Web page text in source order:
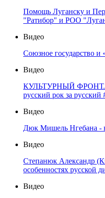
Помощь Луганску и
"Ратибор" и РОО
Видео
Союзное государство и
Видео
КУЛЬТУРНЫЙ ФРОНТ.
русский рок за русский
Видео
Дюк Мишель Нгебана -
Видео
Степанюк Александр
особенностях русской
Видео